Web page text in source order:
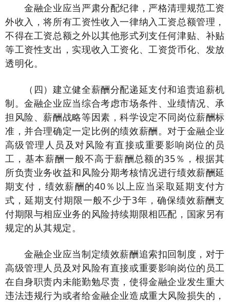
金融企业应当严肃分配纪律，严格清理规范工资
外收入，将所有工资性收入一律纳入工资总额管理，
不得在工资总额之外以其他形式列支任何津贴、补贴
等工资性支出，实现收入工资化、工资货币化、发放
透明化。
（四）建立健全薪酬分配递延支付和追责追薪机
制。金融企业应当综合考虑市场条件、业绩情况、承
担风险、薪酬战略等因素，科学设定不同岗位薪酬标
准，并合理确定一定比例的绩效薪酬。对于金融企业
高级管理人员及对风险有直接或重要影响岗位的员
工，基本薪酬一般不高于薪酬总额的35％，根据其
所负责业务收益和风险分期考核情况进行绩效薪酬延
期支付，绩效薪酬的40％以上应当采取延期支付方
式，延期支付期限一般不少于3年，确保绩效薪酬支
付期限与相应业务的风险持续期限相匹配，国家另有
规定的从其规定。
金融企业应当制定绩效薪酬追索扣回制度，对于
高级管理人员及对风险有直接或重要影响岗位的员工
在自身职责内未能勤勉尽责，使得金融企业发生重大
违法违规行为或者给金融企业造成重大风险损失的，